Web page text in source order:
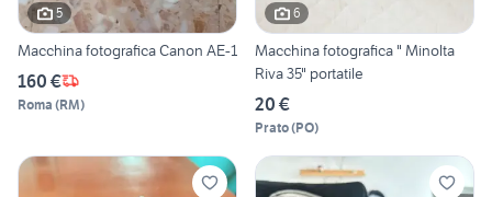
5
Macchina fotografica Canon AE-1
160 €
Roma (RM)
6
Macchina fotografica " Minolta
Riva 35" portatile
20 €
Prato(PO)